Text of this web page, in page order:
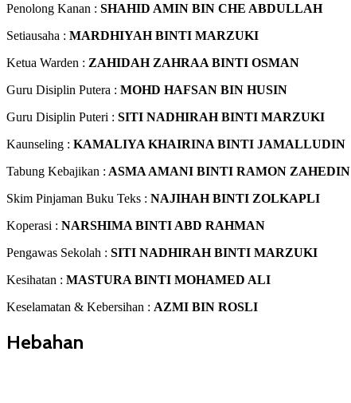
Penolong Kanan : SHAHID AMIN BIN CHE ABDULLAH
Setiausaha : MARDHIYAH BINTI MARZUKI
Ketua Warden : ZAHIDAH ZAHRAA BINTI OSMAN
Guru Disiplin Putera : MOHD HAFSAN BIN HUSIN
Guru Disiplin Puteri : SITI NADHIRAH BINTI MARZUKI
Kaunseling : KAMALIYA KHAIRINA BINTI JAMALLUDIN
Tabung Kebajikan : ASMA AMANI BINTI RAMON ZAHEDIN
Skim Pinjaman Buku Teks : NAJIHAH BINTI ZOLKAPLI
Koperasi : NARSHIMA BINTI ABD RAHMAN
Pengawas Sekolah : SITI NADHIRAH BINTI MARZUKI
Kesihatan : MASTURA BINTI MOHAMED ALI
Keselamatan & Kebersihan : AZMI BIN ROSLI
Hebahan